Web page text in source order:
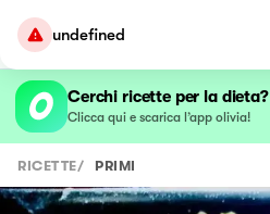
undefined
Cerchi ricette per la dieta?
Clicca qui e scarica l’app olivia!
RICETTE/ PRIMI